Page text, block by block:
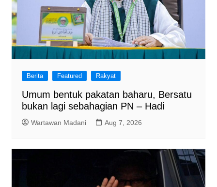
Berita Featured Rakyat
Umum bentuk pakatan baharu, Bersatu
bukan lagi sebahagian PN – Hadi
Wartawan Madani Aug 7, 2026